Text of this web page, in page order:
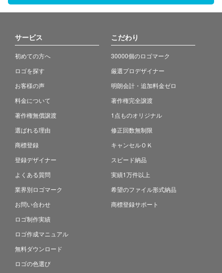
サービス
初めての方へ
ロゴを探す
お客様の声
料金について
著作権無償譲渡
選ばれる理由
商標登録
登録デザイナー
よくある質問
業界別ロゴマーク
お問い合わせ
ロゴ制作実績
ロゴ作成マニュアル
無料ダウンロード
ロゴの色選び
こだわり
30000個のロゴマーク
厳選プロデザイナー
明朗会計・追加料金ゼロ
著作権完全譲渡
1点ものオリジナル
修正回数無制限
キャンセルＯＫ
スピード納品
実績1万件以上
希望のファイル形式納品
商標登録サポート